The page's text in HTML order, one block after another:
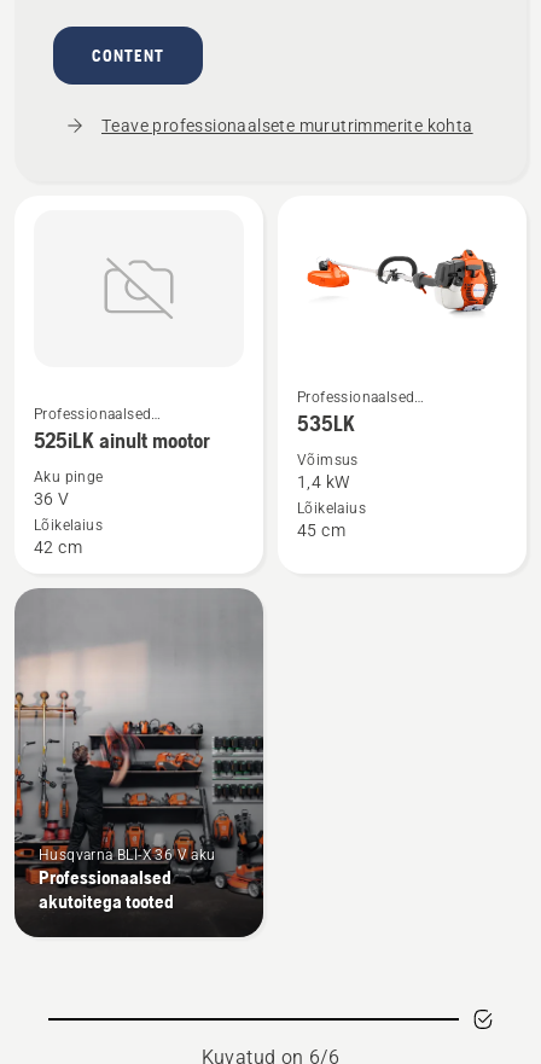
CONTENT
Teave professionaalsete murutrimmerite kohta
rohkem
toote
525iLK
ainult
kohta
Professionaalsed
murutrimmerid
525iLK ainult mootor
Aku pinge
36 V
Lõikelaius
42 cm
Vaata
rohkem
üksikasju
toote
535LK
kohta
Professionaalsed
murutrimmerid
535LK
Võimsus
1,4 kW
Lõikelaius
45 cm
Husqvarna BLI-X 36 V aku
Professionaalsed
akutoitega tooted
Kuvatud on 6/6